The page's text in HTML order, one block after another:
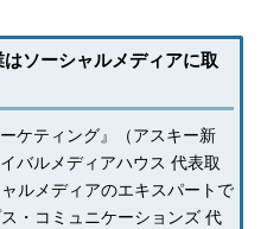
ソーシャルメディアに取
ケティング』（アスキー新
バルメディアハウス 代表取
ルメディアのエキスパートで
・コミュニケーションズ 代